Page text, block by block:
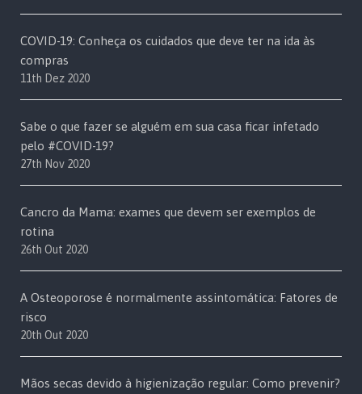
COVID-19: Conheça os cuidados que deve ter na ida às
compras
11th Dez 2020
Sabe o que fazer se alguém em sua casa ficar infetado
pelo #COVID-19?
27th Nov 2020
Cancro da Mama: exames que devem ser exemplos de
rotina
26th Out 2020
A Osteoporose é normalmente assintomática: Fatores de
risco
20th Out 2020
Mãos secas devido à higienização regular: Como prevenir?